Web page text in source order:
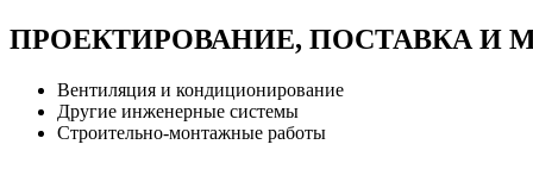
ПРОЕКТИРОВАНИЕ, ПОСТАВКА И
Вентиляция и кондиционирование
Другие инженерные системы
Строительно-монтажные работы